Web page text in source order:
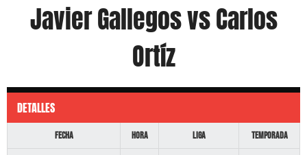
Javier Gallegos vs Carlos
Ortíz
DETALLES
Fecha Hora Liga Temporada